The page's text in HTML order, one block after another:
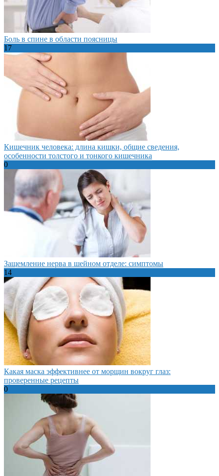
Боль в спине в области поясницы
17
Кишечник человека: длина кишки, общие сведения,
особенности толстого и тонкого кишечника
0
Защемление нерва в шейном отделе: симптомы
14
Какая маска эффективнее от морщин вокруг глаз:
проверенные рецепты
0